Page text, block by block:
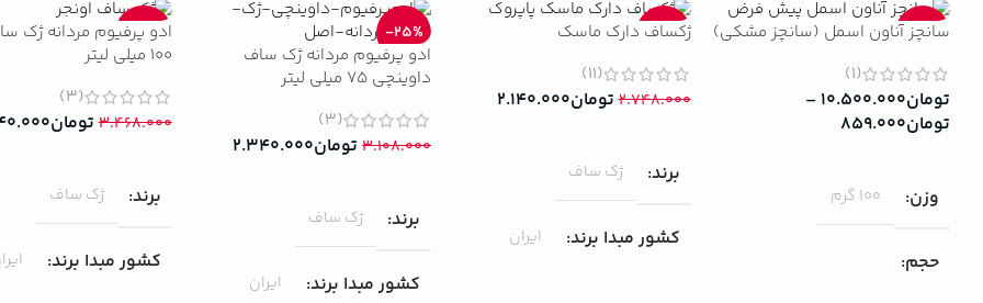
-13%
سانچز آناون اسمل (سانچز مشکی)
(1)
تومان۱۰.۵۰۰.۰۰۰ –
تومان۸۵۹.۰۰۰
وزن 100 گرم
حجم
-22%
ژکساف دارک ماسک
(11)
۲.۷۴۸.۰۰۰ تومان۲.۱۴۰.۰۰۰
برند ژک ساف
کشور مبدا برند ایران
-25%
ادو پرفیوم مردانه ژک ساف
داوینچی 75 میلی لیتر
(3)
۳.۱۰۸.۰۰۰ تومان۲.۳۴۰.۰۰۰
برند ژک ساف
کشور مبدا برند ایران
-33%
ادو پرفیوم مردانه ژک
100 میلی لیتر
(3)
۳.۴۶۸.۰۰۰ تومان
برند ژک ساف
کشور مبدا برند